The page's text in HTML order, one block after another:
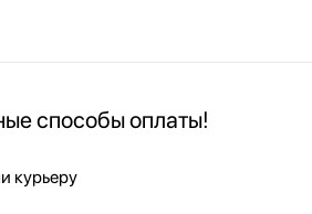
способы оплаты!
курьеру